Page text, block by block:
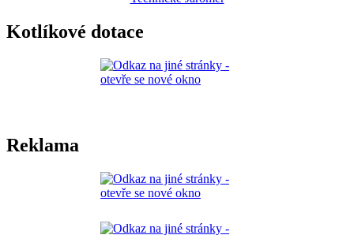
Kotlíkové dotace
Reklama